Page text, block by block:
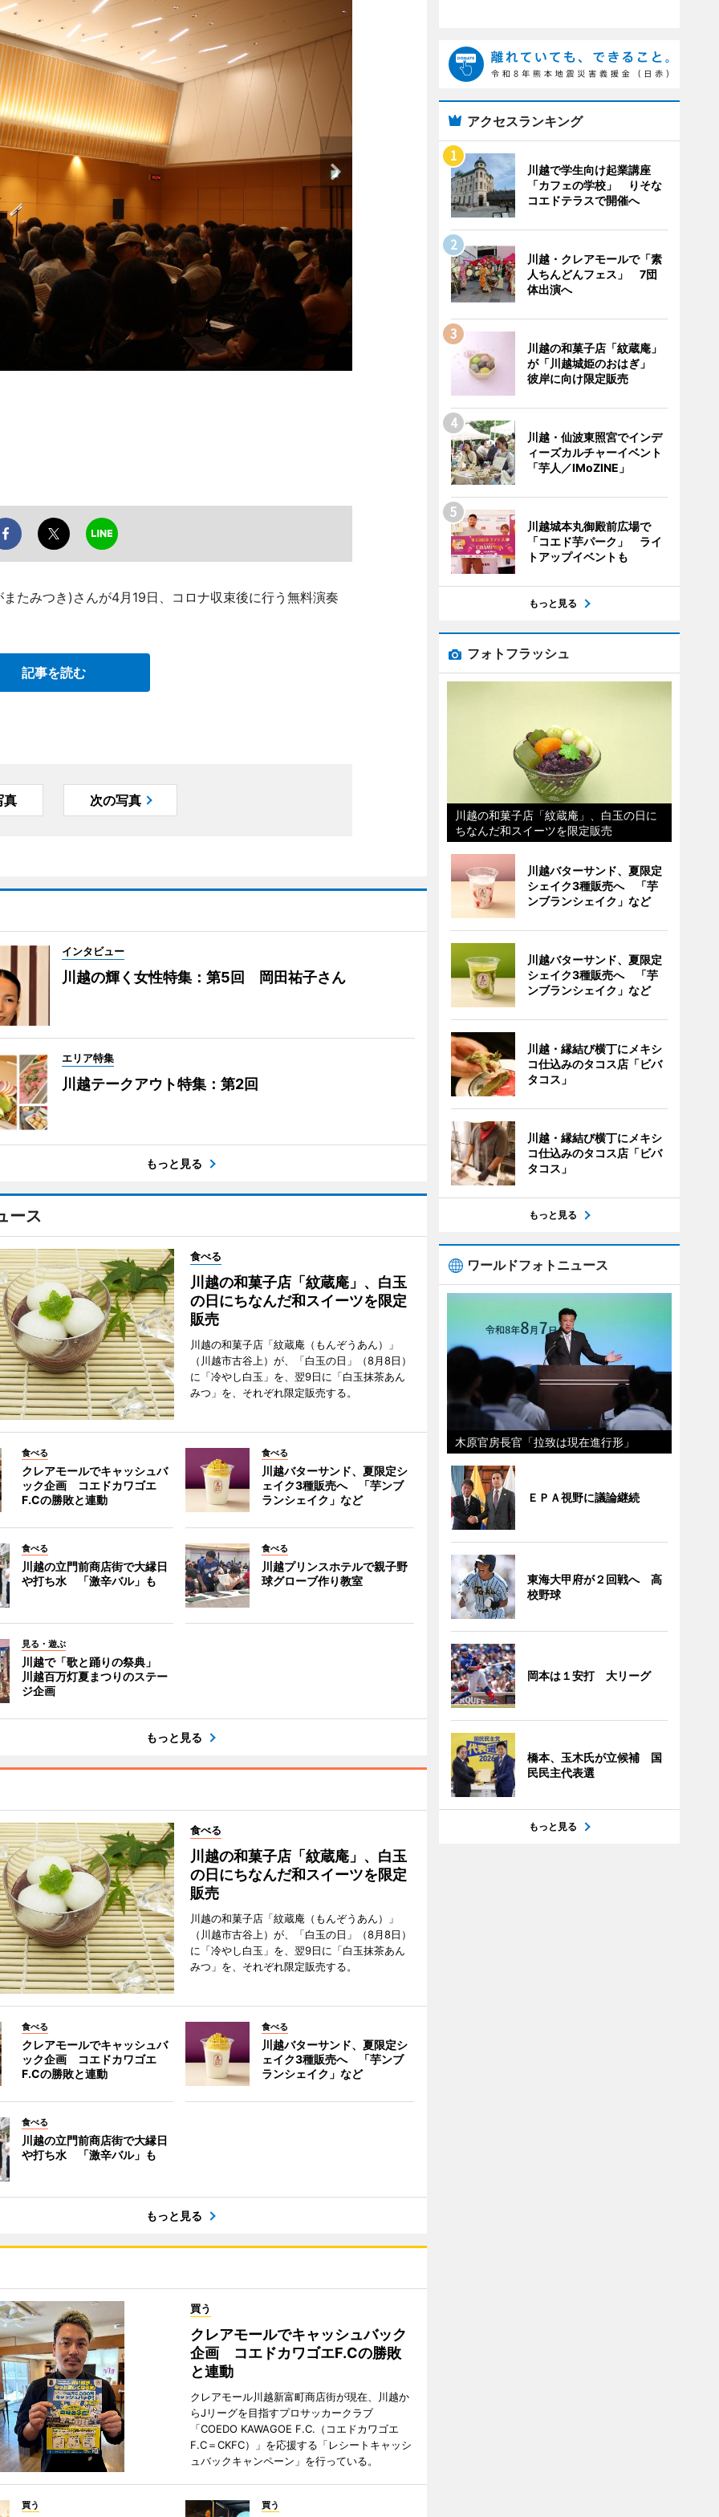
たみつき)さんが4月19日、コロナ収束後に行う無料演奏
記事を読む
真 次の写真
インタビュー
川越の輝く女性特集：第5回 岡田祐子さん
エリア特集
川越テークアウト特集：第2回
もっと見る
ース
食べる
川越の和菓子店「紋蔵庵」、白玉
の日にちなんだ和スイーツを限定
販売
川越の和菓子店「紋蔵庵（もんぞうあん）」
（川越市古谷上）が、「白玉の日」（8月8日）
に「冷やし白玉」を、翌9日に「白玉抹茶あん
みつ」を、それぞれ限定販売する。
食べる
クレアモールでキャッシュバ
ック企画 コエドカワゴエ
F.Cの勝敗と連動
食べる
川越バターサンド、夏限定シ
ェイク3種販売へ 「芋ンブ
ランシェイク」など
食べる
川越の立門前商店街で大縁日
や打ち水 「激辛バル」も
食べる
川越プリンスホテルで親子野
球グローブ作り教室
見る・遊ぶ
川越で「歌と踊りの祭典」
川越百万灯夏まつりのステー
ジ企画
もっと見る
食べる
川越の和菓子店「紋蔵庵」、白玉
の日にちなんだ和スイーツを限定
販売
川越の和菓子店「紋蔵庵（もんぞうあん）」
（川越市古谷上）が、「白玉の日」（8月8日）
に「冷やし白玉」を、翌9日に「白玉抹茶あん
みつ」を、それぞれ限定販売する。
食べる
クレアモールでキャッシュバ
ック企画 コエドカワゴエ
F.Cの勝敗と連動
食べる
川越バターサンド、夏限定シ
ェイク3種販売へ 「芋ンブ
ランシェイク」など
食べる
川越の立門前商店街で大縁日
や打ち水 「激辛バル」も
もっと見る
買う
クレアモールでキャッシュバック
企画 コエドカワゴエF.Cの勝敗
と連動
クレアモール川越新富町商店街が現在、川越か
らJリーグを目指すプロサッカークラブ
「COEDO KAWAGOE F.C.（コエドカワゴエ
F.C＝CKFC）」を応援する「レシートキャッシ
ュバックキャンペーン」を行っている。
買う 買う
アクセスランキング
川越で学生向け起業講座
「カフェの学校」 りそな
コエドテラスで開催へ
川越・クレアモールで「素
人ちんどんフェス」 7団
体出演へ
川越の和菓子店「紋蔵庵」
が「川越城姫のおはぎ」
彼岸に向け限定販売
川越・仙波東照宮でインデ
ィーズカルチャーイベント
「芋人／IMoZINE」
川越城本丸御殿前広場で
「コエド芋パーク」 ライ
トアップイベントも
もっと見る
フォトフラッシュ
川越の和菓子店「紋蔵庵」、白玉の日に
ちなんだ和スイーツを限定販売
川越バターサンド、夏限定
シェイク3種販売へ 「芋
ンブランシェイク」など
川越バターサンド、夏限定
シェイク3種販売へ 「芋
ンブランシェイク」など
川越・縁結び横丁にメキシ
コ仕込みのタコス店「ビバ
タコス」
川越・縁結び横丁にメキシ
コ仕込みのタコス店「ビバ
タコス」
もっと見る
ワールドフォトニュース
木原官房長官「拉致は現在進行形」
ＥＰＡ視野に議論継続
東海大甲府が２回戦へ 高
校野球
岡本は１安打 大リーグ
橋本、玉木氏が立候補 国
民民主代表選
もっと見る